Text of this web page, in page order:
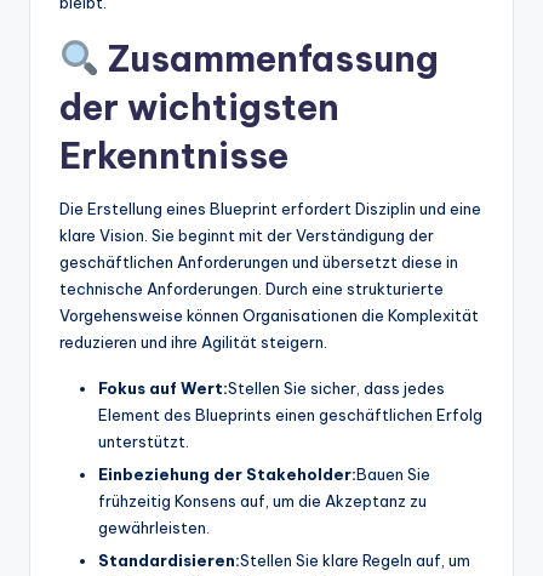
Zusammenfassung
der wichtigsten
Erkenntnisse
Die Erstellung eines Blueprint erfordert Disziplin und eine
klare Vision. Sie beginnt mit der Verständigung der
geschäftlichen Anforderungen und übersetzt diese in
technische Anforderungen. Durch eine strukturierte
Vorgehensweise können Organisationen die Komplexität
reduzieren und ihre Agilität steigern.
Fokus auf Wert:Stellen Sie sicher, dass jedes
Element des Blueprints einen geschäftlichen Erfolg
unterstützt.
Einbeziehung der Stakeholder:Bauen Sie
frühzeitig Konsens auf, um die Akzeptanz zu
gewährleisten.
Standardisieren:Stellen Sie klare Regeln auf, um